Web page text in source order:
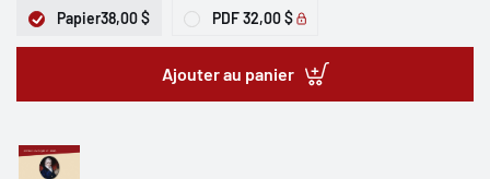
Papier38,00 $ PDF32,00 $
Ajouter au panier